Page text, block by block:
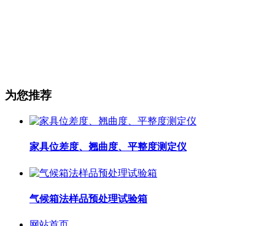
为您推荐
家具位差度、翘曲度、平整度测定仪
气候箱法样品预处理试验箱